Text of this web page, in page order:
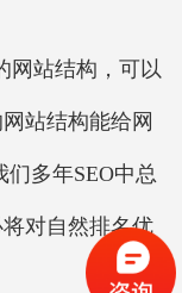
站结构，可以
站结构能给网
多年SEO中总
对自然排名优